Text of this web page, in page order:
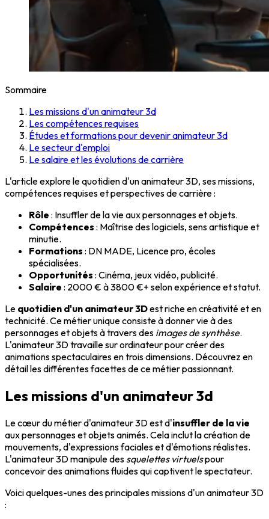
Sommaire
Les missions d'un animateur 3d
Les compétences requises
Études et formations pour devenir animateur 3d
Le secteur d'emploi
Le salaire et les évolutions de carrière
L'article explore le quotidien d'un animateur 3D, ses missions,
compétences requises et perspectives de carrière :
Rôle : Insuffler de la vie aux personnages et objets.
Compétences : Maîtrise des logiciels, sens artistique et
minutie.
Formations : DN MADE, Licence pro, écoles
spécialisées.
Opportunités : Cinéma, jeux vidéo, publicité.
Salaire : 2000 € à 3800 €+ selon expérience et statut.
Le quotidien d'un animateur 3Dest riche en créativité et en
technicité. Ce métier unique consiste à donner vie à des
personnages et objets à travers des images de synthèse.
L'animateur 3D travaille sur ordinateur pour créer des
animations spectaculaires en trois dimensions. Découvrez en
détail les différentes facettes de ce métier passionnant.
Les missions d'un animateur 3d
Le cœur du métier d'animateur 3D est d'insuffler de la vie
aux personnages et objets animés. Cela inclut la création de
mouvements, d'expressions faciales et d'émotions réalistes.
L'animateur 3D manipule des squelettes virtuelspour
concevoir des animations fluides qui captivent le spectateur.
Voici quelques-unes des principales missions d'un animateur 3D
: